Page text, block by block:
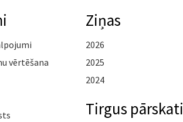
vērtēšana
Ziņas
2026
2025
2024
Tirgus pārskati